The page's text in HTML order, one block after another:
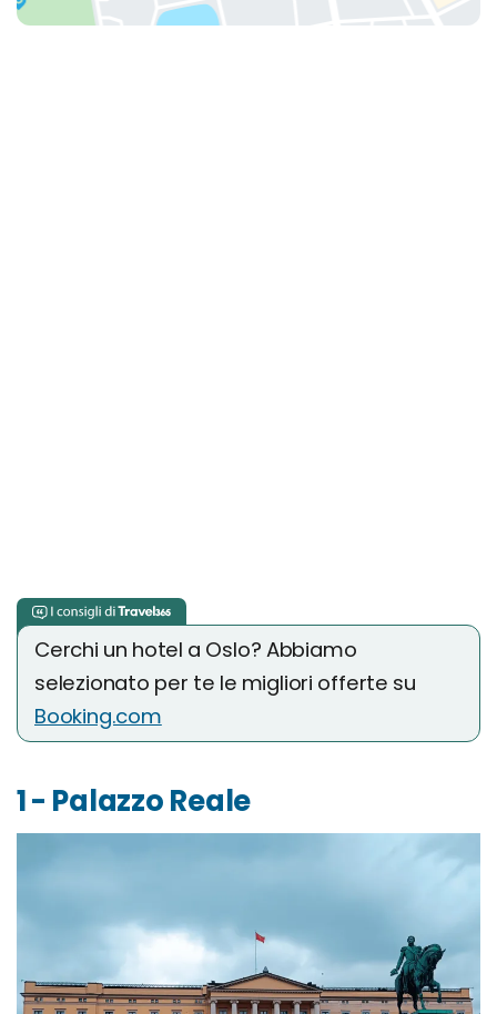
Cerchi un hotel a Oslo? Abbiamo
selezionato per te le migliori offerte su
Booking.com
1 - Palazzo Reale